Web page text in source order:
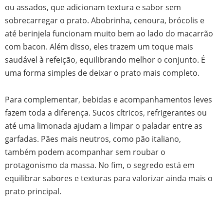
ou assados, que adicionam textura e sabor sem
sobrecarregar o prato. Abobrinha, cenoura, brócolis e
até berinjela funcionam muito bem ao lado do macarrão
com bacon. Além disso, eles trazem um toque mais
saudável à refeição, equilibrando melhor o conjunto. É
uma forma simples de deixar o prato mais completo.
Para complementar, bebidas e acompanhamentos leves
fazem toda a diferença. Sucos cítricos, refrigerantes ou
até uma limonada ajudam a limpar o paladar entre as
garfadas. Pães mais neutros, como pão italiano,
também podem acompanhar sem roubar o
protagonismo da massa. No fim, o segredo está em
equilibrar sabores e texturas para valorizar ainda mais o
prato principal.